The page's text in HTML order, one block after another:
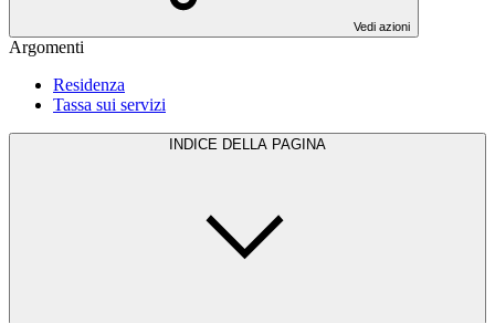
Vedi azioni
Argomenti
Residenza
Tassa sui servizi
INDICE DELLA PAGINA